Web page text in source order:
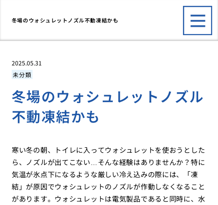
冬場のウォシュレットノズル不動凍結かも
2025.05.31
未分類
冬場のウォシュレットノズル
不動凍結かも
寒い冬の朝、トイレに入ってウォシュレットを使おうとした
ら、ノズルが出てこない…そんな経験はありませんか？特に
気温が氷点下になるような厳しい冷え込みの際には、「凍
結」が原因でウォシュレットのノズルが作動しなくなること
があります。ウォシュレットは電気製品であると同時に、水